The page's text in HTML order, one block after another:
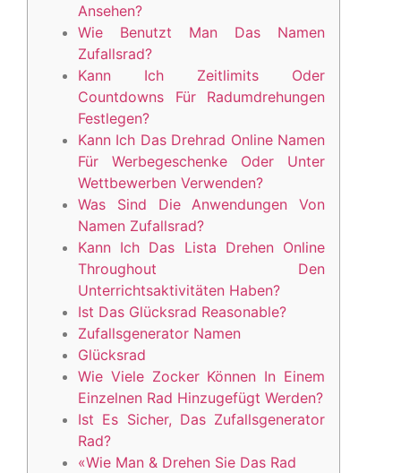
Ansehen?
Wie Benutzt Man Das Namen
Zufallsrad?
Kann Ich Zeitlimits Oder
Countdowns Für Radumdrehungen
Festlegen?
Kann Ich Das Drehrad Online Namen
Für Werbegeschenke Oder Unter
Wettbewerben Verwenden?
Was Sind Die Anwendungen Von
Namen Zufallsrad?
Kann Ich Das Lista Drehen Online
Throughout Den
Unterrichtsaktivitäten Haben?
Ist Das Glücksrad Reasonable?
Zufallsgenerator Namen
Glücksrad
Wie Viele Zocker Können In Einem
Einzelnen Rad Hinzugefügt Werden?
Ist Es Sicher, Das Zufallsgenerator
Rad?
«Wie Man & Drehen Sie Das Rad